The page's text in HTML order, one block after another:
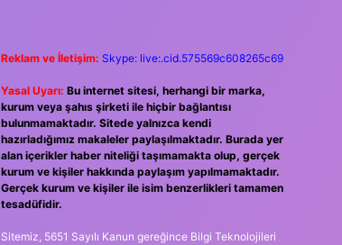
Reklam ve İletişim: Skype: live:.cid.575569c608265c69
Yasal Uyarı: Bu internet sitesi, herhangi bir marka,
kurum veya şahıs şirketi ile hiçbir bağlantısı
bulunmamaktadır. Sitede yalnızca kendi
hazırladığımız makaleler paylaşılmaktadır. Burada yer
alan içerikler haber niteliği taşımamakta olup, gerçek
kurum ve kişiler hakkında paylaşım yapılmamaktadır.
Gerçek kurum ve kişiler ile isim benzerlikleri tamamen
tesadüfidir.
Sitemiz, 5651 Sayılı Kanun gereğince Bilgi Teknolojileri